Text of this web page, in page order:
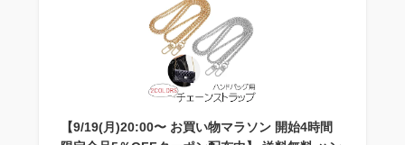
【9/19(月)20:00〜 お買い物マラソン 開始4時間